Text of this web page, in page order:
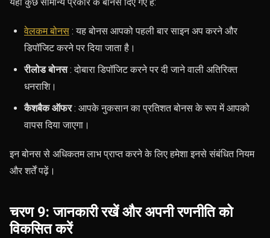
वेलकम बोनस : यह बोनस आपको पहली बार साइन अप करने और
डिपॉजिट करने पर दिया जाता है।
रीलोड बोनस: दोबारा डिपॉजिट करने पर दी जाने वाली अतिरिक्त
धनराशि।
कैशबैक ऑफर: आपके नुकसान का प्रतिशत बोनस के रूप में आपको
वापस दिया जाएगा।
इन बोनस से अधिकतम लाभ प्राप्त करने के लिए हमेशा इनसे संबंधित नियम
और शर्तें पढ़ें।
चरण 9: जानकारी रखें और अपनी रणनीति को
विकसित करें